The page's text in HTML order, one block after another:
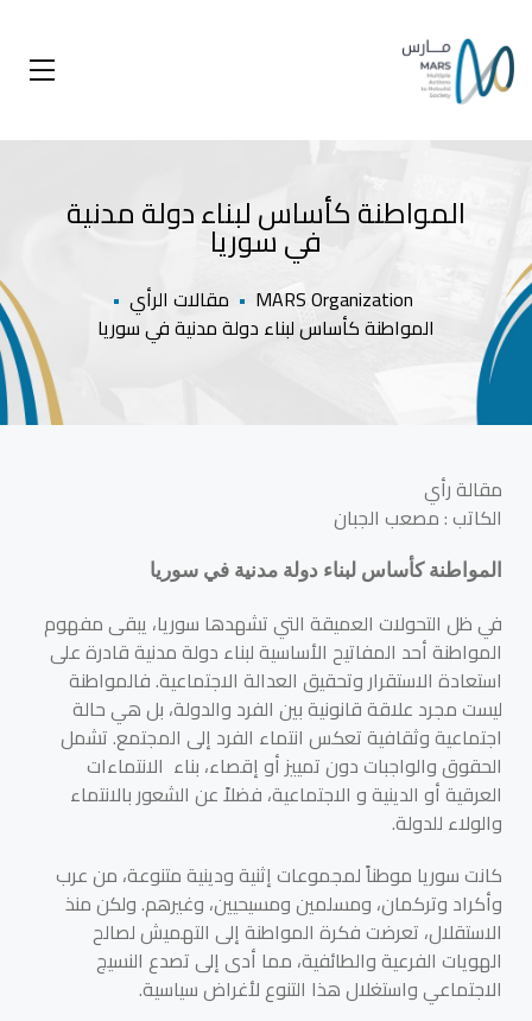
المواطنة كأساس لبناء دولة مدنية
في سوريا
MARS Organization
• مقالات الرأي •
المواطنة كأساس لبناء دولة مدنية في سوريا
مقالة رأي
الكاتب : مصعب الجبان
المواطنة كأساس لبناء دولة مدنية في سوريا
في ظل التحولات العميقة التي تشهدها سوريا، يبقى مفهوم
المواطنة أحد المفاتيح الأساسية لبناء دولة مدنية قادرة على
استعادة الاستقرار وتحقيق العدالة الاجتماعية. فالمواطنة
ليست مجرد علاقة قانونية بين الفرد والدولة، بل هي حالة
اجتماعية وثقافية تعكس انتماء الفرد إلى المجتمع. تشمل
الحقوق والواجبات دون تمييز أو إقصاء، بناء الانتماءات
العرقية أو الدينية و الاجتماعية، فضلاً عن الشعور بالانتماء
والولاء للدولة.
كانت سوريا موطناً لمجموعات إثنية ودينية متنوعة، من عرب
وأكراد وتركمان، ومسلمين ومسيحيين، وغيرهم. ولكن منذ
الاستقلال، تعرضت فكرة المواطنة إلى التهميش لصالح
الهويات الفرعية والطائفية، مما أدى إلى تصدع النسيج
الاجتماعي واستغلال هذا التنوع لأغراض سياسية.